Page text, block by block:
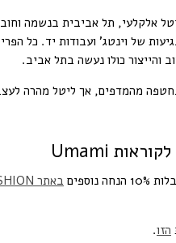
אלקלעי, תל אביבית בנשמה
של וינטג' ועבודות יד. כל
והייצור כולו נעשה בתל אביב.
מהמדפים, אך ליטל מהרה
באתר PO FASHION
הזו.